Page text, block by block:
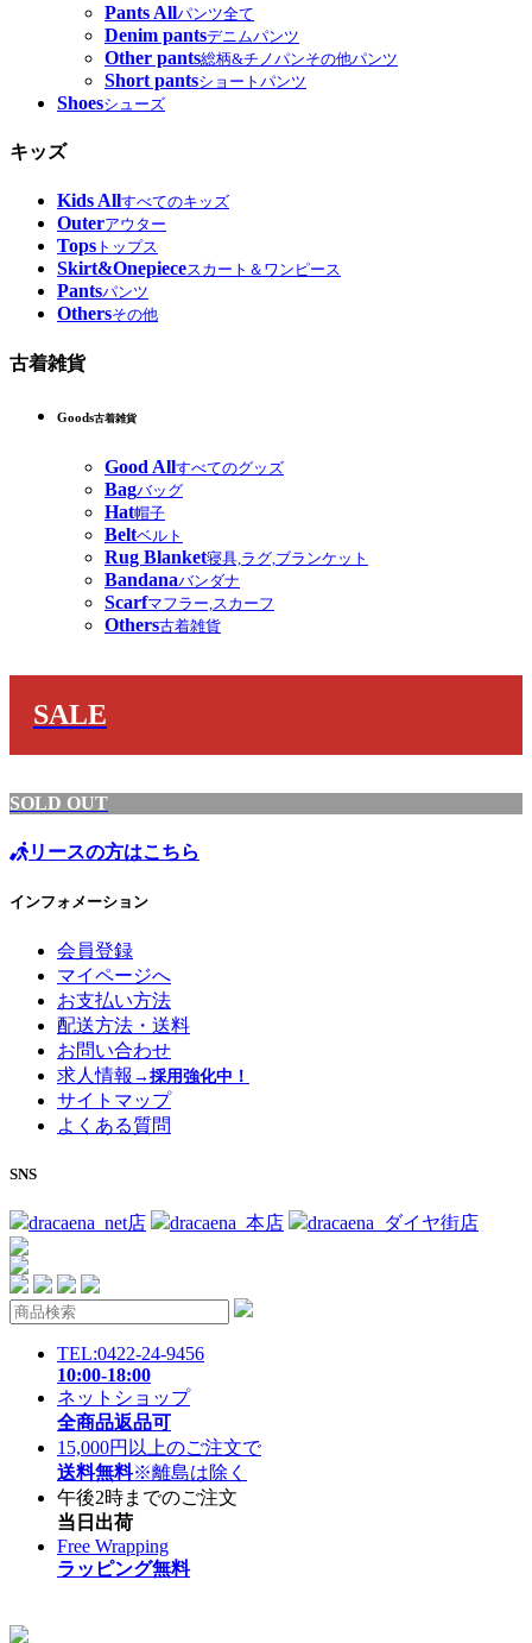
Pants Allパンツ全て
Denim pantsデニムパンツ
Other pants総柄&チノパンその他パンツ
Short pantsショートパンツ
Shoesシューズ
キッズ
Kids Allすべてのキッズ
Outerアウター
Tops トップス
Skirt&Onepieceスカート＆ワンピース
Pantsパンツ
Othersその他
古着雑貨
Goods古着雑貨
Good Allすべてのグッズ
Bagバッグ
Hat帽子
Beltベルト
Rug Blanket寝具,ラグ,ブランケット
Bandanaバンダナ
Scarfマフラー,スカーフ
Others古着雑貨
SALE
SOLD OUT
リースの方はこちら
インフォメーション
会員登録
マイページへ
お支払い方法
配送方法・送料
お問い合わせ
求人情報 →採用強化中！
サイトマップ
よくある質問
SNS
dracaena_net店 dracaena_本店 dracaena_ダイヤ街店
TEL:0422-24-9456
10:00-18:00
ネットショップ
全商品返品可
15,000円以上のご注文で
送料無料※離島は除く
午後2時までのご注文
当日出荷
Free Wrapping
ラッピング無料